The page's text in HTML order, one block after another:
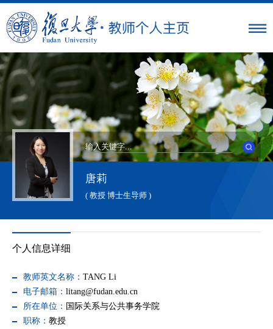
唐莉
( 教授 博士生导师 )
个人信息详细
教师英文名称： TANG Li
电子邮箱： litang@fudan.edu.cn
所在单位： 国际关系与公共事务学院
职称： 教授